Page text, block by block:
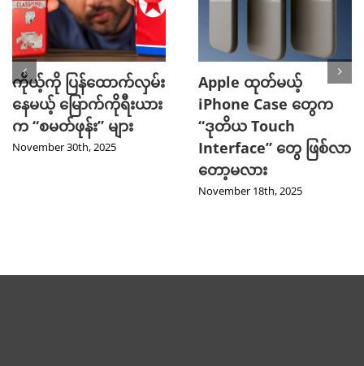
ကိုယ့်ကို ပြန်ထောက်လှမ်း
နေမယ့် မြောက်ကိုရီးယား
က “စမတ်ဖုန်း” များ
November 30th, 2025
Apple ထုတ်မယ့်
iPhone Case တွေက
“ဒုတိယ Touch
Interface” တွေ ဖြစ်လာ
တော့မလား
November 18th, 2025